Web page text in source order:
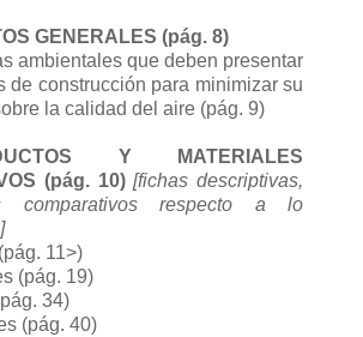
GENERALES (pág. 8)
ambientales que deben presentar
de construcción para minimizar su
la calidad del aire (pág. 9)
Y MATERIALES
(pág. 10)[fichas descriptivas,
comparativos respecto a lo
11>)
(pág. 19)
34)
(pág. 40)